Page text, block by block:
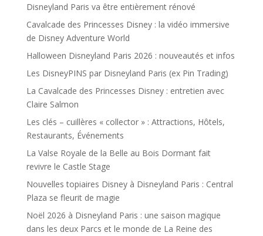
Disneyland Paris va être entièrement rénové
Cavalcade des Princesses Disney : la vidéo immersive
de Disney Adventure World
Halloween Disneyland Paris 2026 : nouveautés et infos
Les DisneyPINS par Disneyland Paris (ex Pin Trading)
La Cavalcade des Princesses Disney : entretien avec
Claire Salmon
Les clés – cuillères « collector » : Attractions, Hôtels,
Restaurants, Événements
La Valse Royale de la Belle au Bois Dormant fait
revivre le Castle Stage
Nouvelles topiaires Disney à Disneyland Paris : Central
Plaza se fleurit de magie
Noël 2026 à Disneyland Paris : une saison magique
dans les deux Parcs et le monde de La Reine des